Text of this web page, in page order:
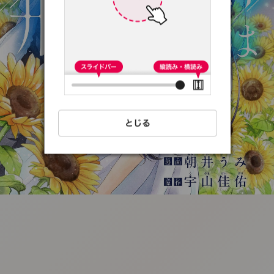
:692.15.691.29:t-
vnqp.lunrzsdszk.vn.oi